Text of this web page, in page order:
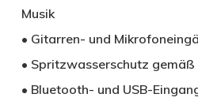
Musik
• Gitarren- und
• Spritzwasserschutz gemäß
• Bluetooth- und USB-